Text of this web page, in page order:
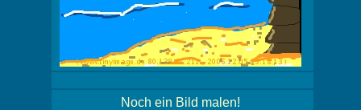
Noch ein Bild malen!